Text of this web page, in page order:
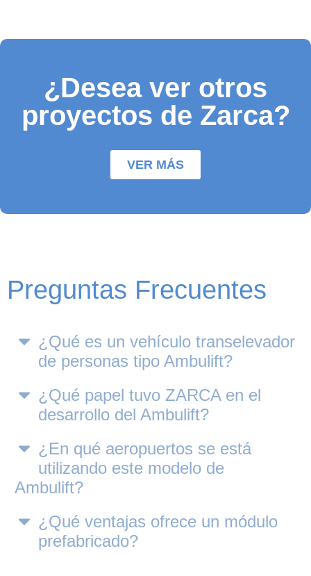
¿Desea ver otros
proyectos de Zarca?
VER MÁS
Preguntas Frecuentes
¿Qué es un vehículo transelevador
de personas tipo Ambulift?
¿Qué papel tuvo ZARCA en el
desarrollo del Ambulift?
¿En qué aeropuertos se está
utilizando este modelo de
Ambulift?
¿Qué ventajas ofrece un módulo
prefabricado?